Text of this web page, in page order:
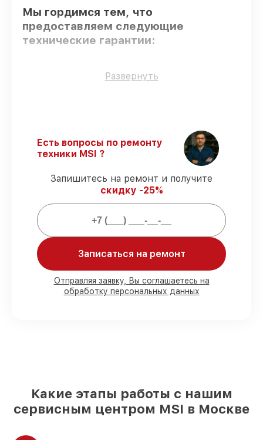
Мы гордимся тем, что
предоставляем следующие
технические гарантии:
Оригинальные детали– для всех видов
–
восстановление материнской платы Big
Bang-XPower выполняется строго в
Подтвержденная гарантия–
предоставляем официальное
гарантийное сопровождение после
Мы гарантируем:
80%работ в вашем присутствии
90%комплектующих для материнских
Развернуть
Есть вопросы по ремонту
техники MSI ?
Запишитесь на ремонт и получите
скидку -25%
Записаться на ремонт
Отправляя заявку, Вы соглашаетесь на
обработку персональных данных
Какие этапы работы с нашим
сервисным центром MSI в Москве